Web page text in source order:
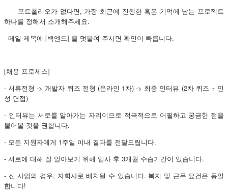
- 포트폴리오가 없다면, 가장 최근에 진행한 혹은 기억에 남는 프로젝트
하나를 정해서 소개해주세요.
- 메일 제목에 [백엔드] 을 덧붙여 주시면 확인이 빠릅니다.
[채용 프로세스]
- 서류전형 -> 개발자 퀴즈 전형 (온라인 1차) -> 최종 인터뷰 (2차 퀴즈 + 인
성 면접)
- 인터뷰는 서로를 알아가는 자리이므로 적극적으로 어필하고 궁금한 점을
물어볼 것을 권합니다.
- 모든 지원자에게 1주일 이내 결과를 전달드립니다.
- 서로에 대해 잘 알아보기 위해 입사 후 3개월 수습기간이 있습니다.
- 신 사업의 경우, 자회사로 배치될 수 있습니다. 복지 및 근무 요건은 동일
합니다!